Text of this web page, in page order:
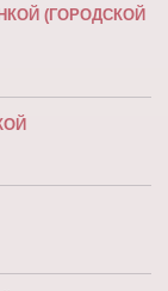
(ГОРОДСКОЙ